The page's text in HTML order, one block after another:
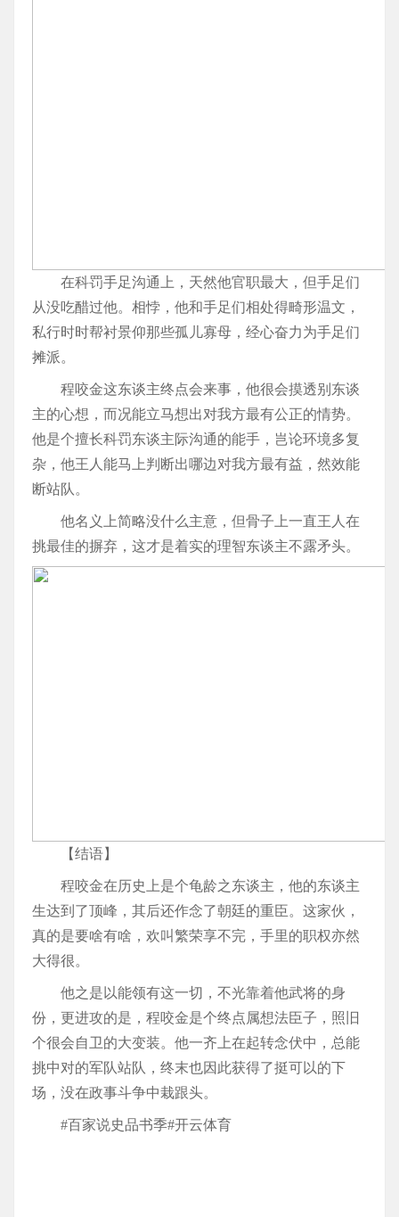
在科罚手足沟通上，天然他官职最大，但手足们
从没吃醋过他。相悖，他和手足们相处得畸形温文，
私行时时帮衬景仰那些孤儿寡母，经心奋力为手足们
摊派。
程咬金这东谈主终点会来事，他很会摸透别东谈
主的心想，而况能立马想出对我方最有公正的情势。
他是个擅长科罚东谈主际沟通的能手，岂论环境多复
杂，他王人能马上判断出哪边对我方最有益，然效能
断站队。
他名义上简略没什么主意，但骨子上一直王人在
挑最佳的摒弃，这才是着实的理智东谈主不露矛头。
【结语】
程咬金在历史上是个龟龄之东谈主，他的东谈主
生达到了顶峰，其后还作念了朝廷的重臣。这家伙，
真的是要啥有啥，欢叫繁荣享不完，手里的职权亦然
大得很。
他之是以能领有这一切，不光靠着他武将的身
份，更进攻的是，程咬金是个终点属想法臣子，照旧
个很会自卫的大变装。他一齐上在起转念伏中，总能
挑中对的军队站队，终末也因此获得了挺可以的下
场，没在政事斗争中栽跟头。
#百家说史品书季#开云体育